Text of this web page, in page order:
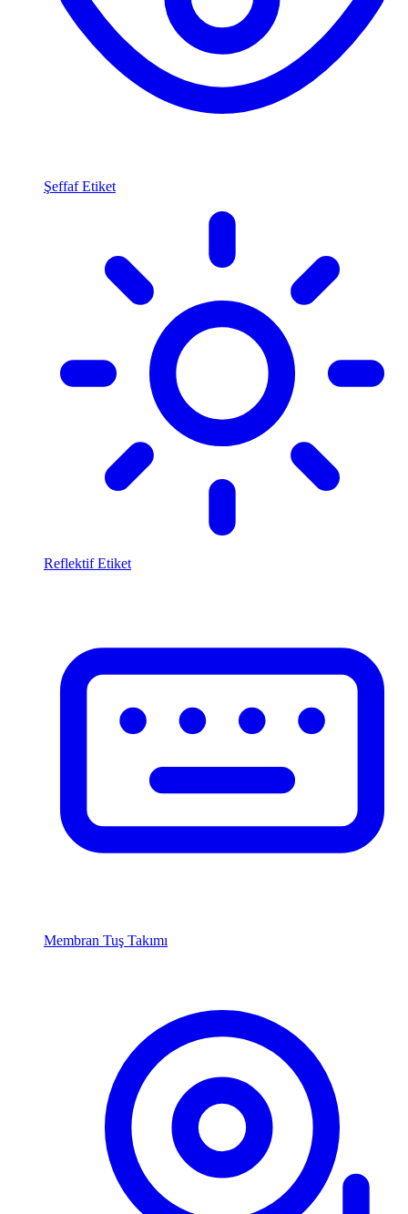
Şeffaf Etiket
Reflektif Etiket
Membran Tuş Takımı